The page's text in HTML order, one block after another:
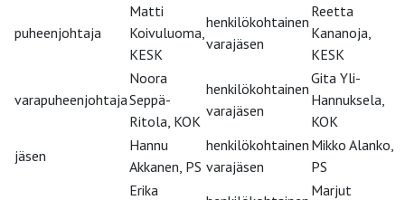
puheenjohtaja
Matti
Koivuluoma,
KESK
henkilökohtainen
varajäsen
Reetta
Kananoja,
KESK
varapuheenjohtaja
Noora
Seppä-
Ritola, KOK
henkilökohtainen
varajäsen
Gita Yli-
Hannuksela,
KOK
jäsen
Hannu
Akkanen, PS
henkilökohtainen
varajäsen
Mikko Alanko,
PS
Erika
Marjut